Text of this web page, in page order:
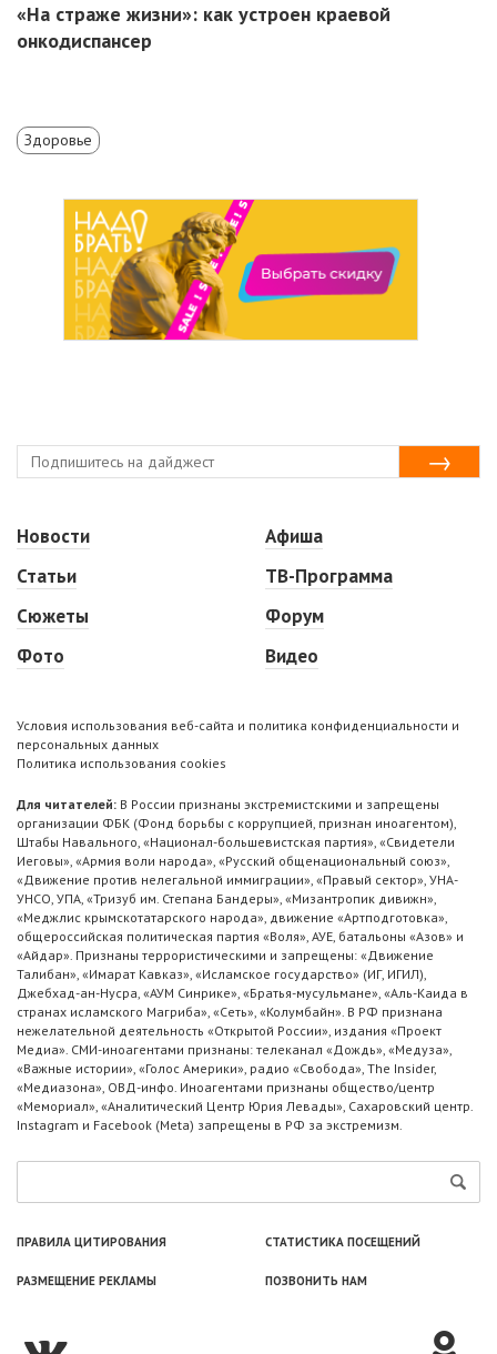
«На страже жизни»: как устроен краевой
онкодиспансер
Здоровье
Новости
Статьи
Сюжеты
Фото
Афиша
ТВ-Программа
Форум
Видео
Условия использования веб-сайта и политика конфиденциальности и
персональных данных
Политика использования cookies
Для читателей: В России признаны экстремистскими и запрещены
организации ФБК (Фонд борьбы с коррупцией, признан иноагентом),
Штабы Навального, «Национал-большевистская партия», «Свидетели
Иеговы», «Армия воли народа», «Русский общенациональный союз»,
«Движение против нелегальной иммиграции», «Правый сектор», УНА-
УНСО, УПА, «Тризуб им. Степана Бандеры», «Мизантропик дивижн»,
«Меджлис крымскотатарского народа», движение «Артподготовка»,
общероссийская политическая партия «Воля», АУЕ, батальоны «Азов» и
«Айдар». Признаны террористическими и запрещены: «Движение
Талибан», «Имарат Кавказ», «Исламское государство» (ИГ, ИГИЛ),
Джебхад-ан-Нусра, «АУМ Синрике», «Братья-мусульмане», «Аль-Каида в
странах исламского Магриба», «Сеть», «Колумбайн». В РФ признана
нежелательной деятельность «Открытой России», издания «Проект
Медиа». СМИ-иноагентами признаны: телеканал «Дождь», «Медуза»,
«Важные истории», «Голос Америки», радио «Свобода», The Insider,
«Медиазона», ОВД-инфо. Иноагентами признаны общество/центр
«Мемориал», «Аналитический Центр Юрия Левады», Сахаровский центр.
Instagram и Facebook (Metа) запрещены в РФ за экстремизм.
ПРАВИЛА ЦИТИРОВАНИЯ СТАТИСТИКА ПОСЕЩЕНИЙ
РАЗМЕЩЕНИЕ РЕКЛАМЫ ПОЗВОНИТЬ НАМ